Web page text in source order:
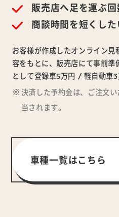
販売店へ足を運ぶ
商談時間を短くした
お客様が作成したオンライン見
容をもとに、販売店にて事前
として登録車5万円 / 軽自動車3
決済した予約金は、ご注文
当されます。
車種一覧はこちら